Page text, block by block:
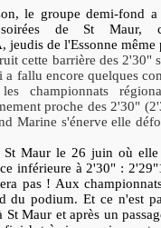
le groupe demi-fond
de St Maur,
jeudis de l'Essonne même
cette barrière des 2'30"
fallu encore quelques
championnats
proche des 2'30"
Marine s'énerve elle
Maur le 26 juin où elle
inférieure à 2'30" :
pas ! Aux
du podium. Et ce n'est
St Maur et après un